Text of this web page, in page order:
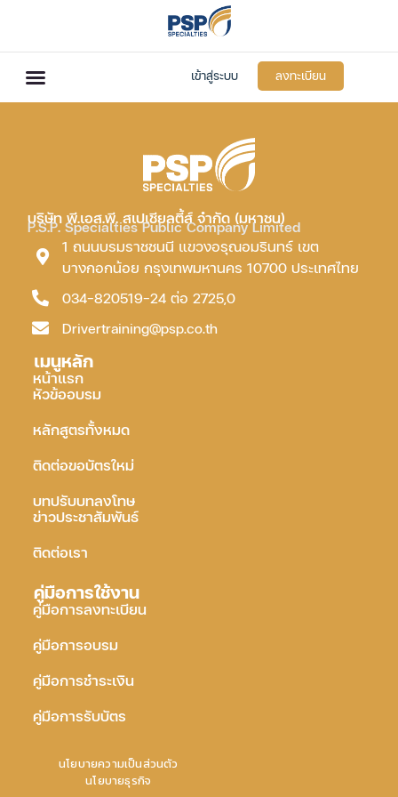
เข้าสู่ระบบ ลงทะเบียน
บริษัท พี.เอส.พี. สเปเชียลตี้ส์ จำกัด (มหาชน)
P.S.P. Specialties Public Company Limited
1 ถนนบรมราชชนนี แขวงอรุณอมรินทร์ เขต
บางกอกน้อย กรุงเทพมหานคร 10700 ประเทศไทย
034-820519-24 ต่อ 2725,0
Drivertraining@psp.co.th
เมนูหลัก
หน้าแรก
หัวข้ออบรม
หลักสูตรทั้งหมด
ติดต่อขอบัตรใหม่
บทปรับบทลงโทษ
ข่าวประชาสัมพันธ์
ติดต่อเรา
คู่มือการใช้งาน
คู่มือการลงทะเบียน
คู่มือการอบรม
คู่มือการชำระเงิน
คู่มือการรับบัตร
นโยบายความเป็นส่วนตัว
นโยบายธุรกิจ